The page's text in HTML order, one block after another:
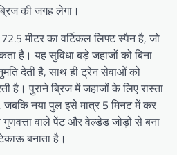
की जगह लेगा।
मीटर का वर्टिकल लिफ्ट स्पैन है, जो
है। यह सुविधा बड़े जहाजों को बिना
देती है, साथ ही ट्रेन सेवाओं को
है। पुराने ब्रिज में जहाजों के लिए रास्ता
नया पुल इसे मात्र 5 मिनट में कर
वाले पेंट और वेल्डेड जोड़ों से बना
बनाता है।